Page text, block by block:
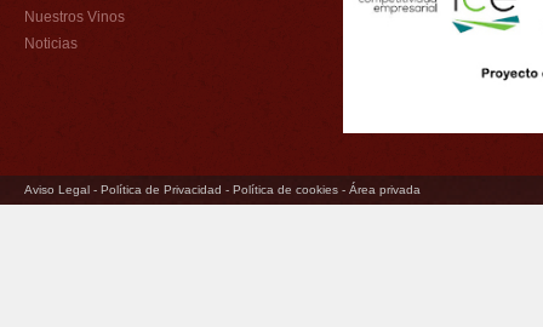
Nuestros Vinos
Noticias
Aviso Legal - Política de Privacidad - Política de cookies - Área privada